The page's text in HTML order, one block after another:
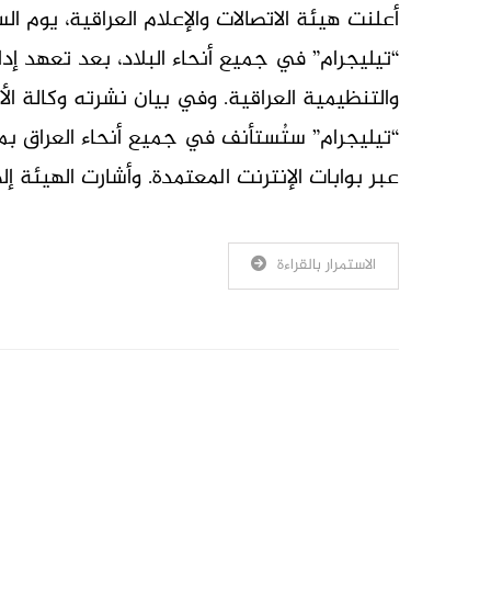
أعلنت هيئة الاتصالات والإعلام العراقية،
“تيليجرام” في جميع أنحاء البلاد، بعد تعهد
والتنظيمية العراقية. وفي بيان نشرته وكالة
“تيليجرام” ستُستأنف في جميع أنحاء العراق
عبر بوابات الإنترنت المعتمدة. وأشارت الهيئة
الاستمرار بالقراءة